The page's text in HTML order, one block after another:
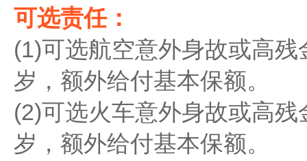
可选责任：
(1)可选航空意外身故或高
岁，额外给付基本保额。
(2)可选火车意外身故或高
岁，额外给付基本保额。